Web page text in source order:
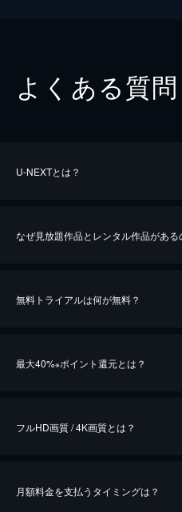
よくある質問
U-NEXTとは？
なぜ見放題作品とレンタル作品がある
無料トライアルは何が無料？
最大40%※ポイント還元とは？
※40％ポイント還元の対象は、クレジットカ
フルHD画質 / 4K画質とは？
月額料金を支払うタイミングは？